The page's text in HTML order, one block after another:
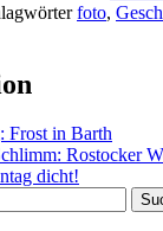
foto,
Frost in Barth
Rostocker
dicht!